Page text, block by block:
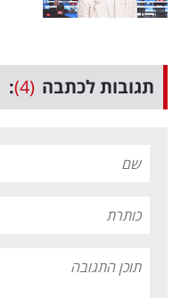
תגובות לכתבה (4)
: